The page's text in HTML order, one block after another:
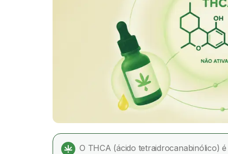
O THCA (ácido tetraidrocanabinólico)